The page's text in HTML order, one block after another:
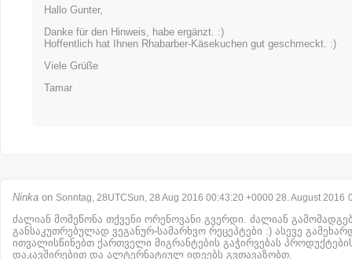
Hallo Gunter,
Danke für den Hinweis, habe ergänzt. :)
Hoffentlich hat Ihnen Rhabarber-Käsekuchen gut geschmeckt. :)
Viele Grüße
Tamar
Ninka on Sonntag, 28UTCSun, 28 Aug 2016 00:43:20 +0000 28. August 2016
ძალიან მომეწონა თქვენი ორენოვანი გვერდი. ძალიან
განსაკუთრებულად ვეგანურ-სამარხვო რეცეპტები :) ასევე
ითვალისწინებთ ქართველი მიგრანტების გაჭირვებას
დაკავშირებით და ალტერნატიულ იდეებს გვთავაზობთ.